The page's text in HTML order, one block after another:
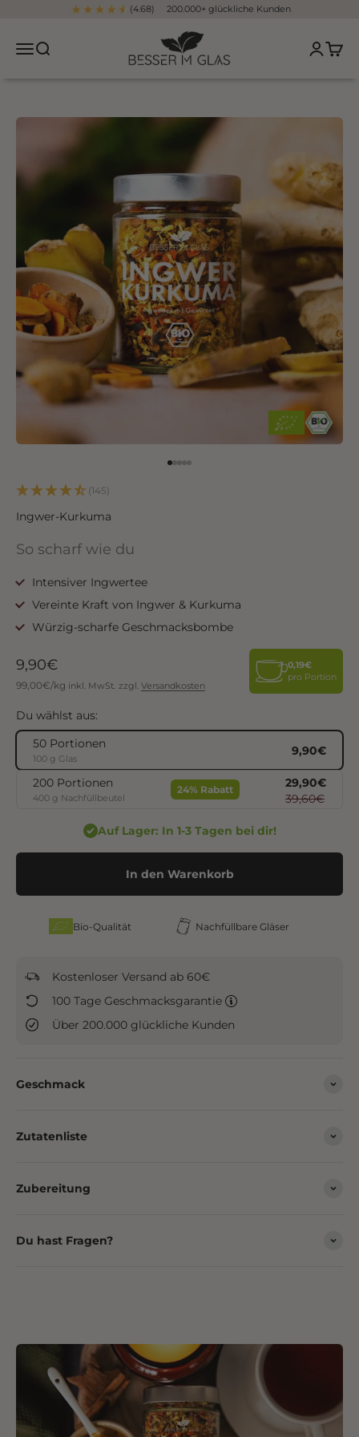
Zum Inhalt springen (4.68) 200.000+ glückliche Kunden
Navigationsmenü öffnen
Suche öffnen
Besser im Glas
(145)
Ingwer-Kurkuma
So scharf wie du
Intensiver Ingwertee
Vereinte Kraft von Ingwer & Kurkuma
Würzig-scharfe Geschmacksbombe
Angebot
9,90€
99,00€/kg inkl. MwSt. zzgl. Versandkosten
0,19€
pro Portion
Du wählst aus:
50 Portionen
100 g Glas
Angebot
9,90€
Regulärer
200 Portionen
400 g Nachfüllbeutel
24% Rabatt
Angebot
29,90€
Regulärer
39,60€
Auf Lager: In 1-3 Tagen bei dir!
In den Warenkorb
Bio-Qualität Nachfüllbare Gläser
Kostenloser Versand ab 60€
100 Tage Geschmacksgarantie
Über 200.000 glückliche Kunden
Geschmack
Zutatenliste
Zubereitung
Du hast Fragen?